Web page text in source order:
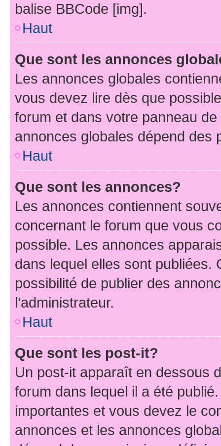
balise BBCode [img].
Haut
Que sont les annonces
Les annonces globales
vous devez lire dès que
forum et dans votre panneau
annonces globales dépend des
Haut
Que sont les annonces?
Les annonces contiennent
concernant le forum que vous
possible. Les annonces
dans lequel elles sont publiées.
possibilité de publier des
l’administrateur.
Haut
Que sont les post-it?
Un post-it apparaît en dessous
forum dans lequel il a été
importantes et vous devez le
annonces et les annonces